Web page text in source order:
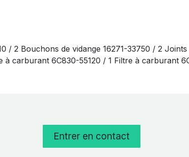
/ 2 Bouchons de vidange 16271-33750 / 2
carburant 6C830-55120 / 1 Filtre à carburant
Entrer en contact